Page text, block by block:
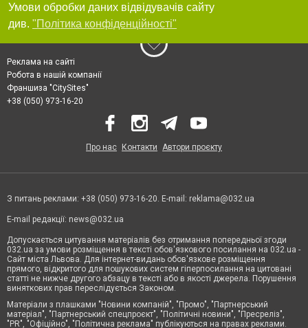
Умови обробки даних відвідувачів сайту
див. "Політика конфіденційності"
Реклама на сайті
Робота в нашій компанії
Франшиза "CitySites"
+38 (050) 973-16-20
Про нас Контакти Автори проєкту
З питань реклами: +38 (050) 973-16-20. E-mail: reklama@032.ua
E-mail редакції: news@032.ua
Допускається цитування матеріалів без отримання попередньої згоди
032.ua за умови розміщення в тексті обов'язкового посилання на 032.ua -
Сайт міста Львова. Для інтернет-видань обов'язкове розміщення
прямого, відкритого для пошукових систем гіперпосилання на цитовані
статті не нижче другого абзацу в тексті або в якості джерела. Порушення
виняткових прав переслідується Законом.
Матеріали з плашками "Новини компаній", "Промо", "Партнерський
матеріал", "Партнерський спецпроєкт", "Політичні новини", "Пресреліз",
"PR", "Офіційно", "Політична реклама" публікуються на правах реклами.